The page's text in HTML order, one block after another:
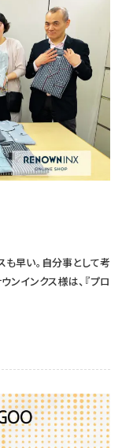
も早い。自分事として考
ンインクス様は、『プロ